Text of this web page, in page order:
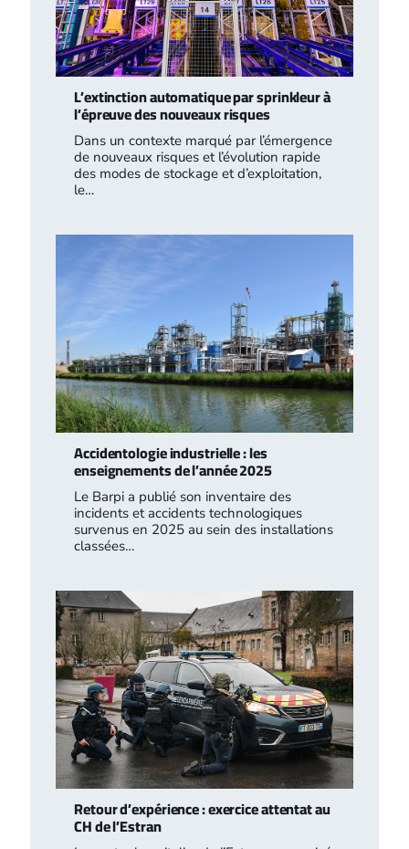
L’extinction automatique par sprinkleur à
l’épreuve des nouveaux risques
Dans un contexte marqué par l’émergence
de nouveaux risques et l’évolution rapide
des modes de stockage et d’exploitation,
le…
Accidentologie industrielle : les
enseignements de l’année 2025
Le Barpi a publié son inventaire des
incidents et accidents technologiques
survenus en 2025 au sein des installations
classées…
Retour d’expérience : exercice attentat au
CH de l’Estran